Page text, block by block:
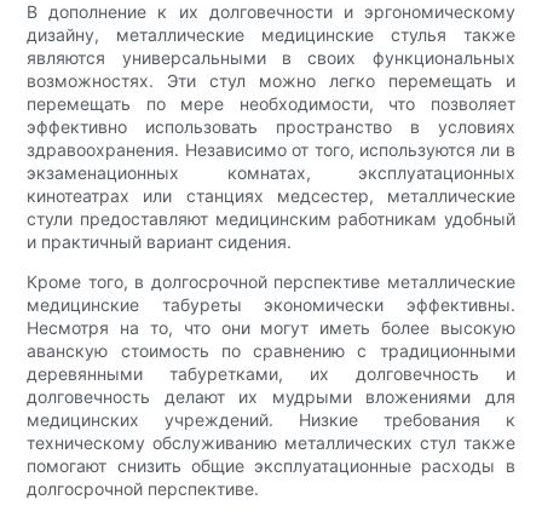
В дополнение к их долговечности и эргономическому
дизайну, металлические медицинские стулья также
являются универсальными в своих функциональных
возможностях. Эти стул можно легко перемещать и
перемещать по мере необходимости, что позволяет
эффективно использовать пространство в условиях
здравоохранения. Независимо от того, используются ли в
экзаменационных комнатах, эксплуатационных
кинотеатрах или станциях медсестер, металлические
стули предоставляют медицинским работникам удобный
и практичный вариант сидения.
Кроме того, в долгосрочной перспективе металлические
медицинские табуреты экономически эффективны.
Несмотря на то, что они могут иметь более высокую
аванскую стоимость по сравнению с традиционными
деревянными табуретками, их долговечность и
долговечность делают их мудрыми вложениями для
медицинских учреждений. Низкие требования к
техническому обслуживанию металлических стул также
помогают снизить общие эксплуатационные расходы в
долгосрочной перспективе.